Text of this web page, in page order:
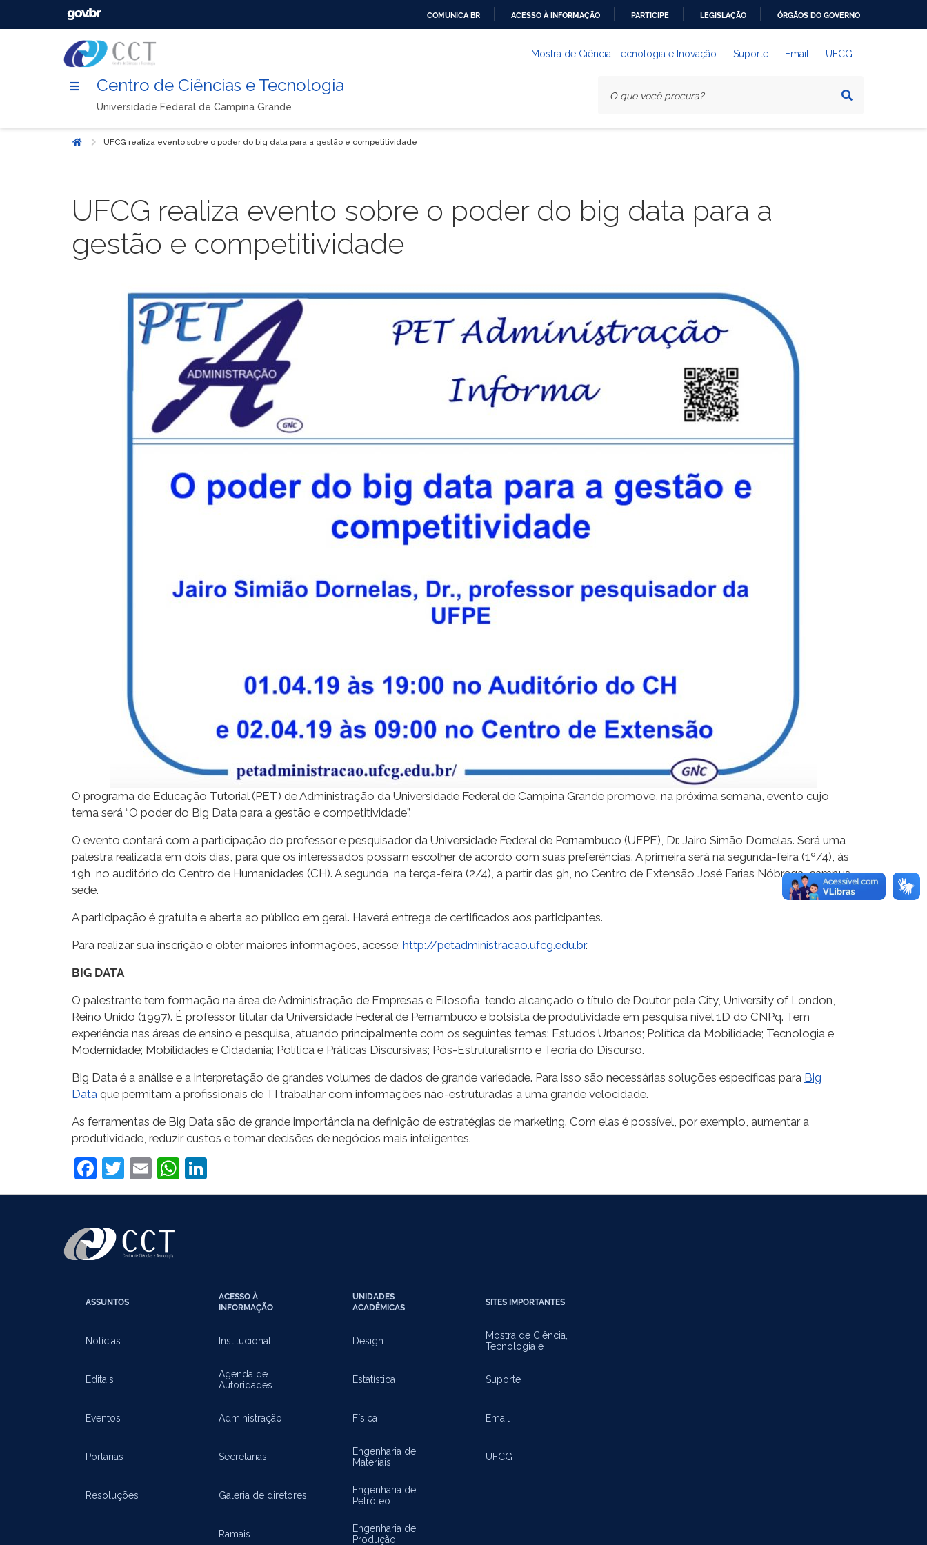
COMUNICA BR ACESSO À INFORMAÇÃO PARTICIPE LEGISLAÇÃO ÓRGÃOS DO GOVERNO
Mostra de Ciência, Tecnologia e Inovação Suporte Email UFCG
Centro de Ciências e Tecnologia
Universidade Federal de Campina Grande
Início UFCG realiza evento sobre o poder do big data para a gestão e competitividade
UFCG realiza evento sobre o poder do big data para a
gestão e competitividade
O programa de Educação Tutorial (PET) de Administração da Universidade Federal de Campina Grande promove, na próxima semana, evento cujo
tema será “O poder do Big Data para a gestão e competitividade”.
O evento contará com a participação do professor e pesquisador da Universidade Federal de Pernambuco (UFPE), Dr. Jairo Simão Dornelas. Será uma
palestra realizada em dois dias, para que os interessados possam escolher de acordo com suas preferências. A primeira será na segunda-feira (1º/4), às
19h, no auditório do Centro de Humanidades (CH). A segunda, na terça-feira (2/4), a partir das 9h, no Centro de Extensão José Farias Nóbrega, campus
sede.
A participação é gratuita e aberta ao público em geral. Haverá entrega de certificados aos participantes.
Para realizar sua inscrição e obter maiores informações, acesse: http://petadministracao.ufcg.edu.br.
BIG DATA
O palestrante tem formação na área de Administração de Empresas e Filosofia, tendo alcançado o título de Doutor pela City, University of London,
Reino Unido (1997). É professor titular da Universidade Federal de Pernambuco e bolsista de produtividade em pesquisa nível 1D do CNPq. Tem
experiência nas áreas de ensino e pesquisa, atuando principalmente com os seguintes temas: Estudos Urbanos; Política da Mobilidade; Tecnologia e
Modernidade; Mobilidades e Cidadania; Política e Práticas Discursivas; Pós-Estruturalismo e Teoria do Discurso.
Big Data é a análise e a interpretação de grandes volumes de dados de grande variedade. Para isso são necessárias soluções específicas para Big
Data que permitam a profissionais de TI trabalhar com informações não-estruturadas a uma grande velocidade.
As ferramentas de Big Data são de grande importância na definição de estratégias de marketing. Com elas é possível, por exemplo, aumentar a
produtividade, reduzir custos e tomar decisões de negócios mais inteligentes.
Facebook
Twitter
EmailWhatsApp
ASSUNTOS
Notícias
Editais
Eventos
Portarias
Resoluções
ACESSO À
INFORMAÇÃO
Institucional
Agenda de
Autoridades
Administração
Secretarias
Galeria de diretores
Ramais
UNIDADES
ACADÊMICAS
Design
Estatística
Física
Engenharia de
Materiais
Engenharia de
Petróleo
Engenharia de
Produção
SITES IMPORTANTES
Mostra de Ciência,
Tecnologia e
Suporte
Email
UFCG